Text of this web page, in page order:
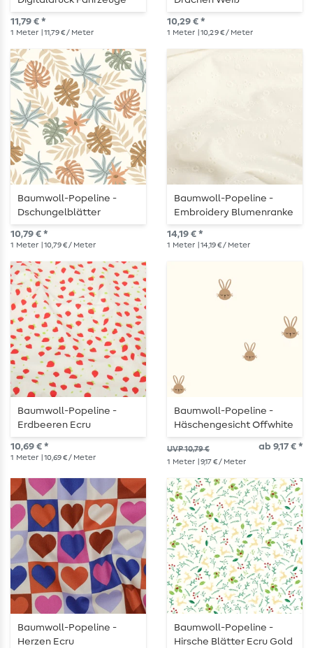
Weiß
11,79 € *
1 Meter | 11,79 € / Meter
10,29 € *
1 Meter | 10,29 € / Meter
Baumwoll-Popeline -
Dschungelblätter
Offwhite
10,79 € *
1 Meter | 10,79 € / Meter
Baumwoll-Popeline -
Embroidery Blumenranke
Ecru
14,19 € *
1 Meter | 14,19 € / Meter
Baumwoll-Popeline -
Erdbeeren Ecru
10,69 € *
1 Meter | 10,69 € / Meter
Baumwoll-Popeline -
Häschengesicht Offwhite
UVP 10,79 € ab 9,17 € *
1 Meter | 9,17 € / Meter
Baumwoll-Popeline -
Herzen Ecru
Baumwoll-Popeline -
Hirsche Blätter Ecru Gold